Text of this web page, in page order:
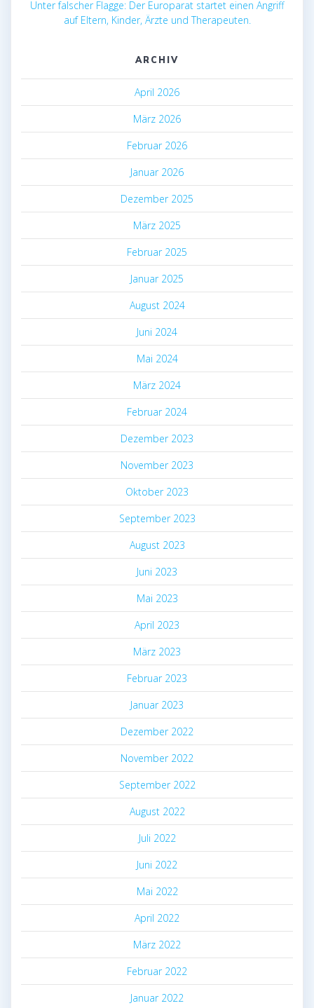
Unter falscher Flagge: Der Europarat startet einen Angriff
auf Eltern, Kinder, Ärzte und Therapeuten.
ARCHIV
April 2026
März 2026
Februar 2026
Januar 2026
Dezember 2025
März 2025
Februar 2025
Januar 2025
August 2024
Juni 2024
Mai 2024
März 2024
Februar 2024
Dezember 2023
November 2023
Oktober 2023
September 2023
August 2023
Juni 2023
Mai 2023
April 2023
März 2023
Februar 2023
Januar 2023
Dezember 2022
November 2022
September 2022
August 2022
Juli 2022
Juni 2022
Mai 2022
April 2022
März 2022
Februar 2022
Januar 2022